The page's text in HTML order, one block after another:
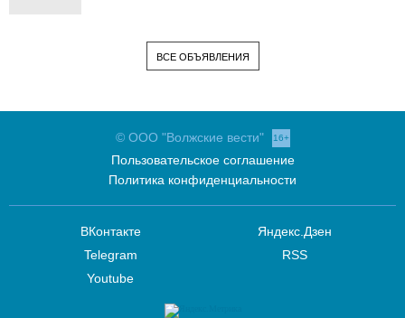
ВСЕ ОБЪЯВЛЕНИЯ
© ООО "Волжские вести" 16+
Пользовательское соглашение
Политика конфиденциальности
ВКонтакте
Telegram
Youtube
Яндекс.Дзен
RSS